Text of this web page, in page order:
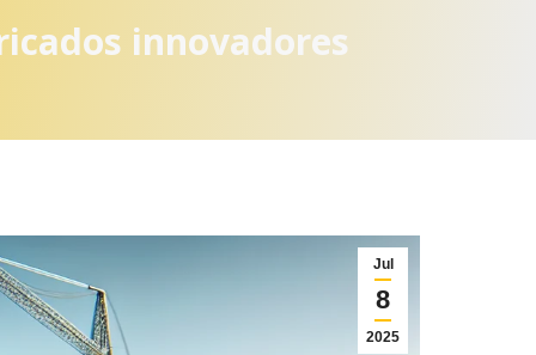
innovadores
Jul
8
2025